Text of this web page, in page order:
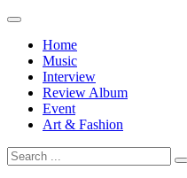
Skip
contentHome
Music
Interview
Review Album
Event
Art & Fashion
Search
for: